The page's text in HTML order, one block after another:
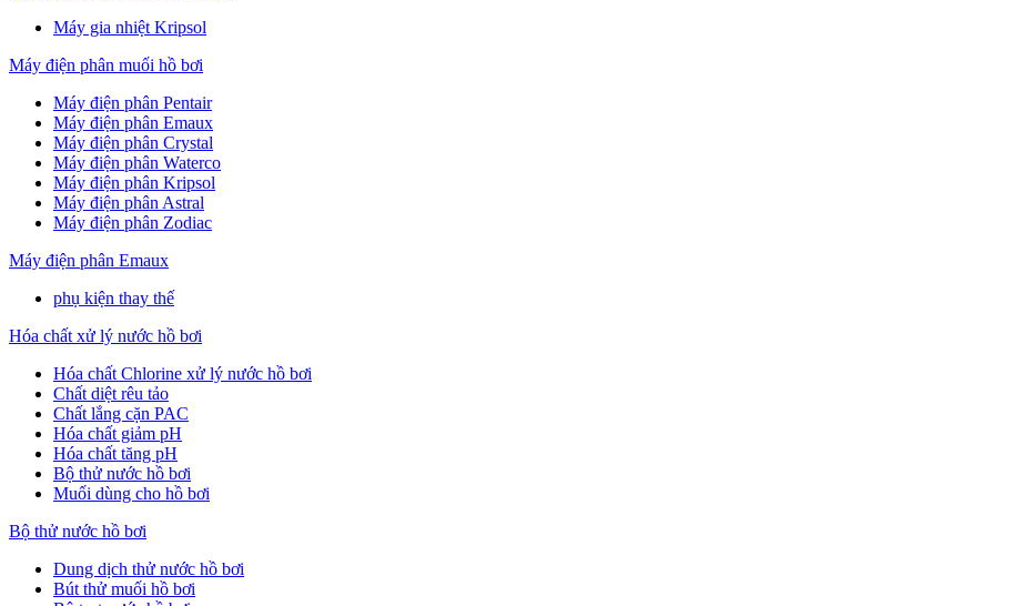
Máy gia nhiệt Kripsol
Máy điện phân muối hồ bơi
Máy điện phân Pentair
Máy điện phân Emaux
Máy điện phân Crystal
Máy điện phân Waterco
Máy điện phân Kripsol
Máy điện phân Astral
Máy điện phân Zodiac
Máy điện phân Emaux
phụ kiện thay thế
Hóa chất xử lý nước hồ bơi
Hóa chất Chlorine xử lý nước hồ bơi
Chất diệt rêu tảo
Chất lắng cặn PAC
Hóa chất giảm pH
Hóa chất tăng pH
Bộ thử nước hồ bơi
Muối dùng cho hồ bơi
Bộ thử nước hồ bơi
Dung dịch thử nước hồ bơi
Bút thử muối hồ bơi